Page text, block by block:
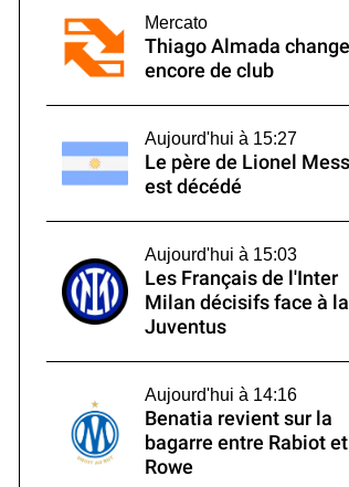
Mercato
Thiago Almada change
encore de club
Aujourd'hui à 15:27
Le père de Lionel
est décédé
Aujourd'hui à 15:03
Les Français de l'Inter
Milan décisifs face à la
Juventus
Aujourd'hui à 14:16
Benatia revient sur la
bagarre entre Rabiot et
Rowe